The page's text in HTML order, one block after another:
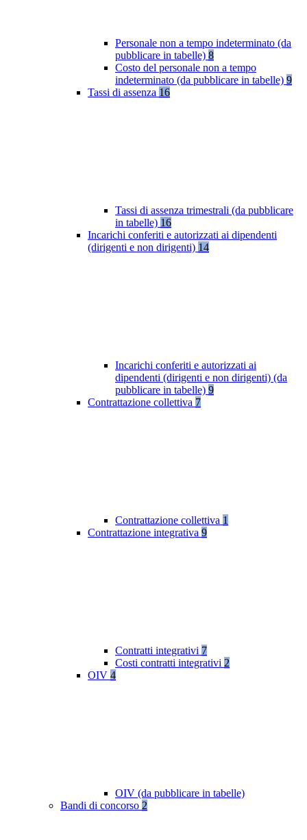
Personale non a tempo indeterminato (da
pubblicare in tabelle) 8
Costo del personale non a tempo
indeterminato (da pubblicare in tabelle) 9
Tassi di assenza 16
Tassi di assenza trimestrali (da pubblicare
in tabelle) 16
Incarichi conferiti e autorizzati ai dipendenti
(dirigenti e non dirigenti) 14
Incarichi conferiti e autorizzati ai
dipendenti (dirigenti e non dirigenti) (da
pubblicare in tabelle) 9
Contrattazione collettiva 7
Contrattazione collettiva 1
Contrattazione integrativa 9
Contratti integrativi 7
Costi contratti integrativi 2
OIV 4
OIV (da pubblicare in tabelle)
Bandi di concorso 2